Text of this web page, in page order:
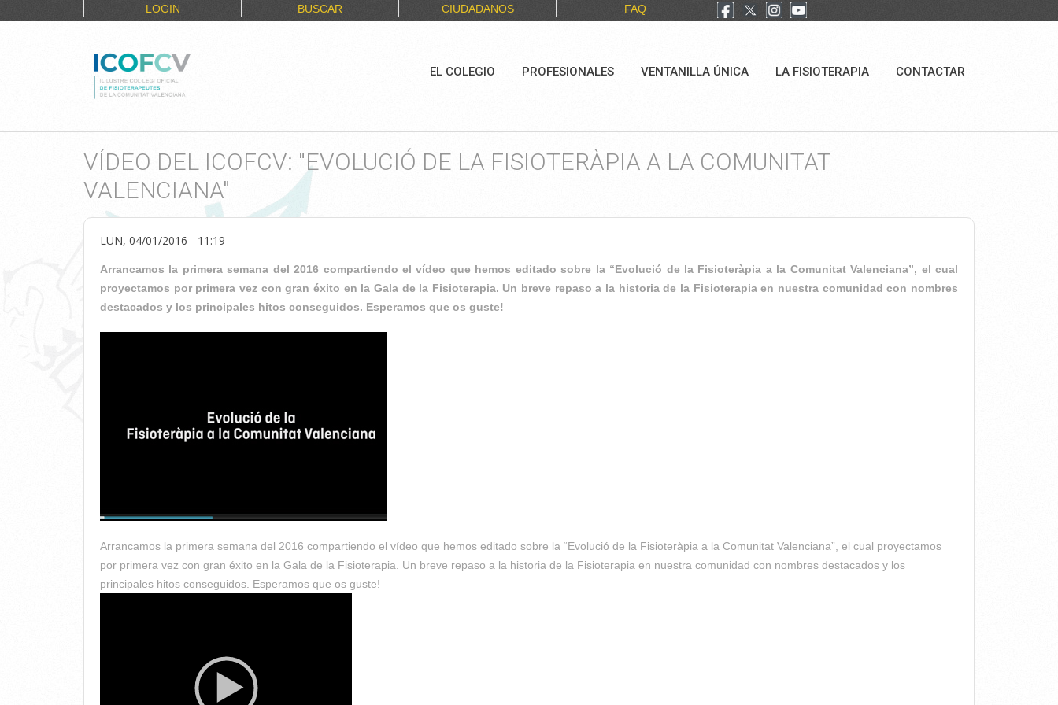
LOGIN BUSCAR CIUDADANOS FAQ
EL COLEGIO PROFESIONALES VENTANILLA ÚNICA LA FISIOTERAPIA CONTACTAR
VÍDEO DEL ICOFCV: "EVOLUCIÓ DE LA FISIOTERÀPIA A LA COMUNITAT
VALENCIANA"
LUN, 04/01/2016 - 11:19
Arrancamos la primera semana del 2016 compartiendo el vídeo que hemos editado sobre la “Evolució de la Fisioteràpia a la Comunitat Valenciana”, el cual
proyectamos por primera vez con gran éxito en la Gala de la Fisioterapia. Un breve repaso a la historia de la Fisioterapia en nuestra comunidad con nombres
destacados y los principales hitos conseguidos. Esperamos que os guste!
Arrancamos la primera semana del 2016 compartiendo el vídeo que hemos editado sobre la “Evolució de la Fisioteràpia a la Comunitat Valenciana”, el cual proyectamos
por primera vez con gran éxito en la Gala de la Fisioterapia. Un breve repaso a la historia de la Fisioterapia en nuestra comunidad con nombres destacados y los
principales hitos conseguidos. Esperamos que os guste!